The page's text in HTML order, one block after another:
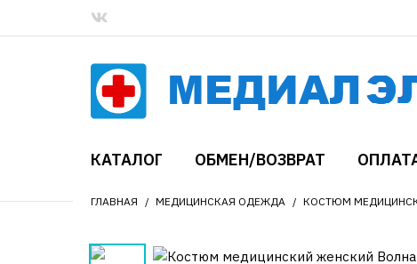
КАТАЛОГ ОБМЕН/ВОЗВРАТ
ГЛАВНАЯ МЕДИЦИНСКАЯ ОДЕЖДА КОСТЮМ